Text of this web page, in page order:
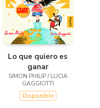
Lo que quiero es
ganar
SIMON PHILIP / LUCIA
GAGGIOTTI
Disponible